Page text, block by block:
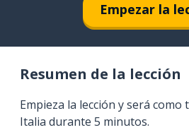
Empezar la
Resumen de la lección
Empieza la lección y será
Italia durante 5 minutos.